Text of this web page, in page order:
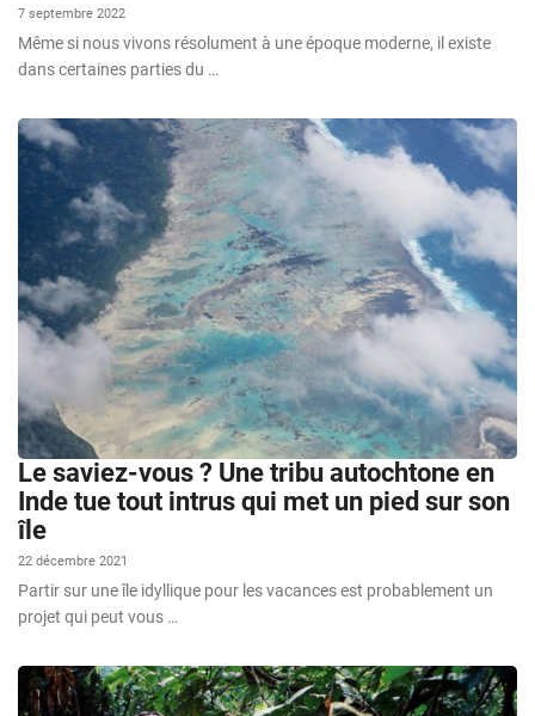
7 septembre 2022
Même si nous vivons résolument à une époque moderne, il existe
dans certaines parties du …
Le saviez-vous ? Une tribu autochtone en
Inde tue tout intrus qui met un pied sur son
île
22 décembre 2021
Partir sur une île idyllique pour les vacances est probablement un
projet qui peut vous …